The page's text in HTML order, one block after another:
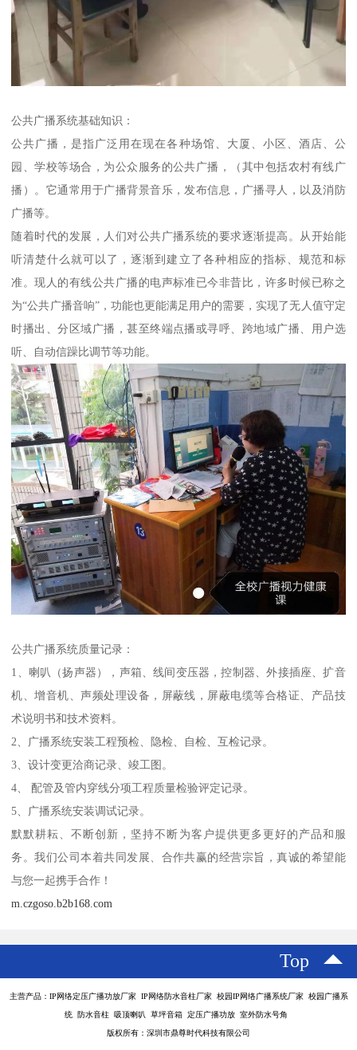
公共广播系统基础知识：
公共广播，是指广泛用在现在各种场馆、大厦、小区、酒店、公
园、学校等场合，为公众服务的公共广播，（其中包括农村有线广
播）。它通常用于广播背景音乐，发布信息，广播寻人，以及消防
广播等。
随着时代的发展，人们对公共广播系统的要求逐渐提高。从开始能
听清楚什么就可以了，逐渐到建立了各种相应的指标、规范和标
准。现人的有线公共广播的电声标准已今非昔比，许多时候已称之
为“公共广播音响”，功能也更能满足用户的需要，实现了无人值守定
时播出、分区域广播，甚至终端点播或寻呼、跨地域广播、用户选
听、自动信躁比调节等功能。
公共广播系统质量记录：
1、喇叭（扬声器），声箱、线间变压器，控制器、外接插座、扩音
机、增音机、声频处理设备，屏蔽线，屏蔽电缆等合格证、产品技
术说明书和技术资料。
2、广播系统安装工程预检、隐检、自检、互检记录。
3、设计变更洽商记录、竣工图。
4、 配管及管内穿线分项工程质量检验评定记录。
5、广播系统安装调试记录。
默默耕耘、不断创新，坚持不断为客户提供更多更好的产品和服
务。我们公司本着共同发展、合作共赢的经营宗旨，真诚的希望能
与您一起携手合作！
m.czgoso.b2b168.com
Top
主营产品：IP网络定压广播功放厂家 IP网络防水音柱厂家 校园IP网络广播系统厂家 校园广播系
统 防水音柱 吸顶喇叭 草坪音箱 定压广播功放 室外防水号角
版权所有：深圳市鼎尊时代科技有限公司